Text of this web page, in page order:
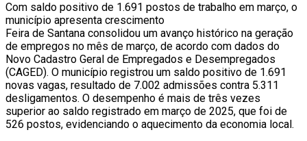
Com saldo positivo de 1.691 postos de trabalho em março, o
município apresenta crescimento
Feira de Santana consolidou um avanço histórico na geração
de empregos no mês de março, de acordo com dados do
Novo Cadastro Geral de Empregados e Desempregados
(CAGED). O município registrou um saldo positivo de 1.691
novas vagas, resultado de 7.002 admissões contra 5.311
desligamentos. O desempenho é mais de três vezes
superior ao saldo registrado em março de 2025, que foi de
526 postos, evidenciando o aquecimento da economia local.